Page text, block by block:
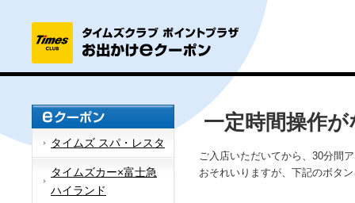
タイムズ スパ・レスタ
タイムズカー×富士急
ハイランド
一定時間操作
ご入店いただいてから、30分間
おそれいりますが、下記のボタ